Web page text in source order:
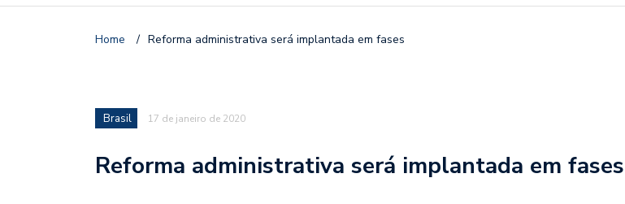
Home / Reforma administrativa será implantada em fases
Brasil 17 de janeiro de 2020
Reforma administrativa será implantada em fases